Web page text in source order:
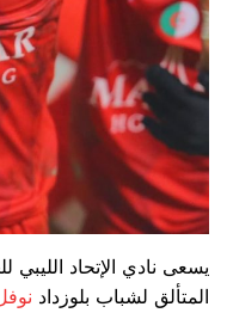
يسعى نادي الإتحاد
المتألق لشباب بلوزداد